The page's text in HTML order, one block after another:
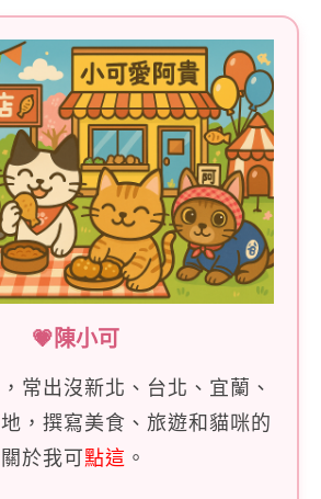
💗陳小可
常出沒新北、台北、宜蘭、
，撰寫美食、旅遊和貓咪的
於我可 點這 。